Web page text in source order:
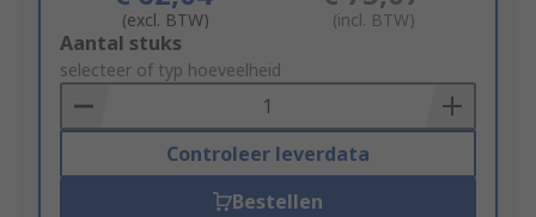
(excl. BTW) (incl. BTW)
Add
to
Basket
Aantal stuks
selecteer of typ hoeveelheid
Controleer leverdata
Bestellen